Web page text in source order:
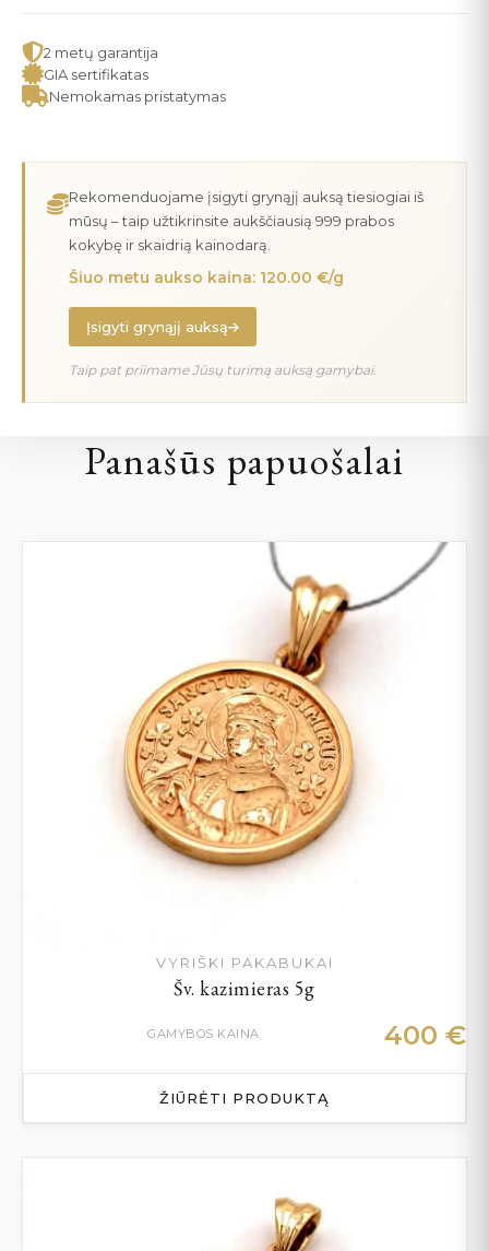
2 metų garantija
GIA sertifikatas
Nemokamas pristatymas
Rekomenduojame įsigyti grynąjį auksą tiesiogiai iš
mūsų – taip užtikrinsite aukščiausią 999 prabos
kokybę ir skaidrią kainodarą.
Šiuo metu aukso kaina: 120.00 €/g
Įsigyti grynąjį auksą
Taip pat priimame Jūsų turimą auksą gamybai.
Panašūs papuošalai
VYRIŠKI PAKABUKAI
Šv. kazimieras 5g
GAMYBOS KAINA 400 €
ŽIŪRĖTI PRODUKTĄ